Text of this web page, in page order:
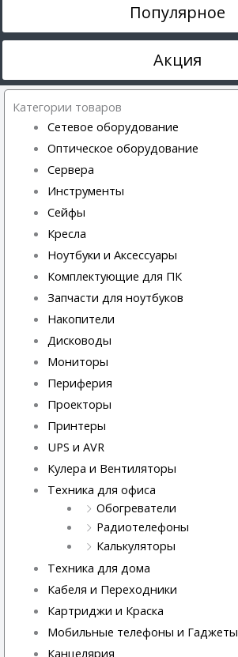
Популярное
Акция
Категории товаров
Сетевое оборудование
Оптическое оборудование
Сервера
Инструменты
Сейфы
Кресла
Ноутбуки и Аксессуары
Комплектующие для ПК
Запчасти для ноутбуков
Накопители
Дисководы
Мониторы
Периферия
Проекторы
Принтеры
UPS и AVR
Кулера и Вентиляторы
Техника для офиса
Обогреватели
Радиотелефоны
Калькуляторы
Техника для дома
Кабеля и Переходники
Картриджи и Краска
Мобильные телефоны и Гаджеты
Канцелярия